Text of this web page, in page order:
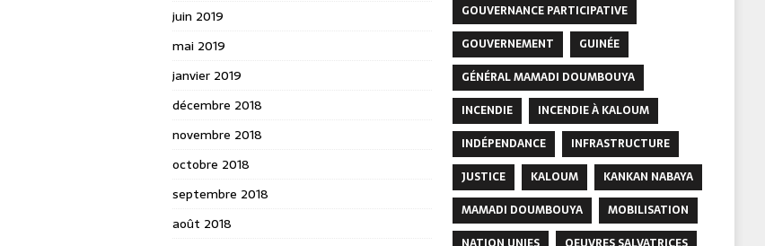
juin 2019
mai 2019
janvier 2019
décembre 2018
novembre 2018
octobre 2018
septembre 2018
août 2018
GOUVERNANCE PARTICIPATIVE
GOUVERNEMENT
GUINÉE
GÉNÉRAL MAMADI DOUMBOUYA
INCENDIE
INCENDIE À KALOUM
INDÉPENDANCE
INFRASTRUCTURE
JUSTICE
KALOUM
KANKAN NABAYA
MAMADI DOUMBOUYA
MOBILISATION